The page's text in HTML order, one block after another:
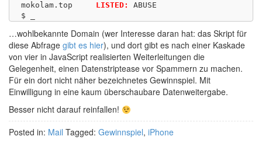
LISTED:
ABUSE
…wohlbekannte Domain (wer Interesse daran hat: das Skript für
diese Abfrage gibt es hier), und dort gibt es nach einer Kaskade
von vier in JavaScript realisierten Weiterleitungen die
Gelegenheit, einen Datenstriptease vor Spammern zu machen.
Für ein dort nicht näher bezeichnetes Gewinnspiel. Mit
Einwilligung in eine kaum überschaubare Datenweitergabe.
Besser nicht darauf reinfallen!
Posted in: Mail Tagged: Gewinnspiel, iPhone